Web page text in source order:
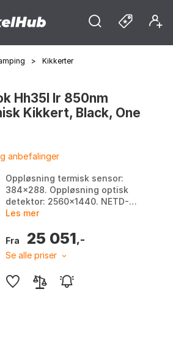
> Kikkerter
Hh35l Ir 850nm
Kikkert, Black, One
anbefalinger
Oppløsning termisk sensor:
384x288. Oppløsning optisk
detektor: 2560x1440. NETD-
følsomhet: < 20 mK.
meter. Farge: Black. Størrelse:
Les mer
Fra 25 051,-
Se alle priser